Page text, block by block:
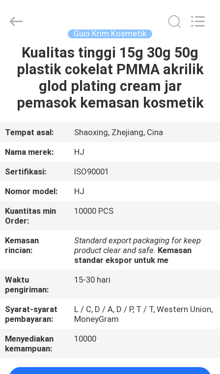
RUMAH
PRODUK
TENTANG
KAMI
PABRIK
KONTROL
KUALITAS
KAMI
PERMINTAAN
PENAWARAN
SITEMAP
Plastic
Guci Krim Kosmetik
Kualitas tinggi 15g 30g 50g
plastik cokelat PMMA akrilik
glod plating cream jar
pemasok kemasan kosmetik
Tempat asal:
Shaoxing, Zhejiang, Cina
Nama merek:
HJ
Sertifikasi:
ISO90001
Nomor model:
HJ
Kuantitas min
Order:
10000 PCS
Kemasan
rincian:
Standard export packaging for keep
product clear and safe. Kemasan
standar ekspor untuk me
Waktu
pengiriman:
15-30 hari
Syarat-syarat
pembayaran:
L / C, D / A, D / P, T / T, Western Union,
MoneyGram
Menyediakan
kemampuan:
10000